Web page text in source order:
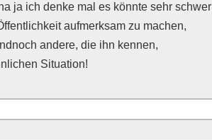
ja ich denke mal es könnte sehr schwer
aufmerksam zu machen,
andere, die ihn kennen,
Situation!